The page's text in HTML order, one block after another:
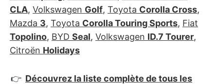
CLA, Volkswagen Golf, Toyota Corolla Cross,
Mazda 3, Toyota Corolla Touring Sports, Fiat
Topolino, BYD Seal, Volkswagen ID.7 Tourer,
Citroën Holidays
👉 Découvrez la liste complète de tous les